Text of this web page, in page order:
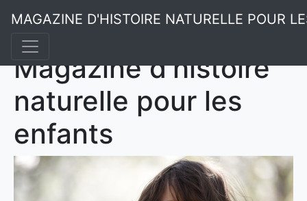
Magazine d'histoire
naturelle pour les
enfants
MAGAZINE D'HISTOIRE NATURELLE POUR